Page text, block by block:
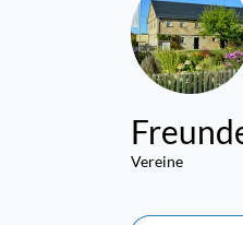
Vereine